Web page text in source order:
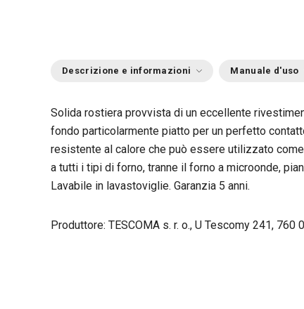
Descrizione e informazioni Manuale d'uso
Solida rostiera provvista di un eccellente
fondo particolarmente piatto per un perfetto
resistente al calore che può essere utilizzato
a tutti i tipi di forno, tranne il forno a microonde,
Lavabile in lavastoviglie. Garanzia 5 anni.
Produttore: TESCOMA s. r. o., U Tescomy 241, 760